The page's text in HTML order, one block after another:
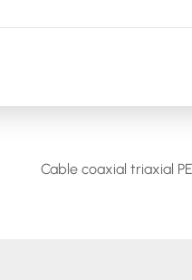
Cable coaxial triaxial